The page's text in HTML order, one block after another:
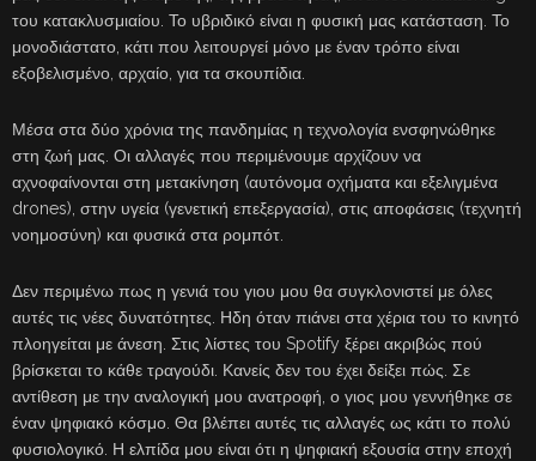
του κατακλυσμιαίου. Το υβριδικό είναι η φυσική μας κατάσταση. Το
μονοδιάστατο, κάτι που λειτουργεί μόνο με έναν τρόπο είναι
εξοβελισμένο, αρχαίο, για τα σκουπίδια.
Μέσα στα δύο χρόνια της πανδημίας η τεχνολογία ενσφηνώθηκε
στη ζωή μας. Οι αλλαγές που περιμένουμε αρχίζουν να
αχνοφαίνονται στη μετακίνηση (αυτόνομα οχήματα και εξελιγμένα
drones), στην υγεία (γενετική επεξεργασία), στις αποφάσεις (τεχνητή
νοημοσύνη) και φυσικά στα ρομπότ.
Δεν περιμένω πως η γενιά του γιου μου θα συγκλονιστεί με όλες
αυτές τις νέες δυνατότητες. Ηδη όταν πιάνει στα χέρια του το κινητό
πλοηγείται με άνεση. Στις λίστες του Spotify ξέρει ακριβώς πού
βρίσκεται το κάθε τραγούδι. Κανείς δεν του έχει δείξει πώς. Σε
αντίθεση με την αναλογική μου ανατροφή, ο γιος μου γεννήθηκε σε
έναν ψηφιακό κόσμο. Θα βλέπει αυτές τις αλλαγές ως κάτι το πολύ
φυσιολογικό. Η ελπίδα μου είναι ότι η ψηφιακή εξουσία στην εποχή